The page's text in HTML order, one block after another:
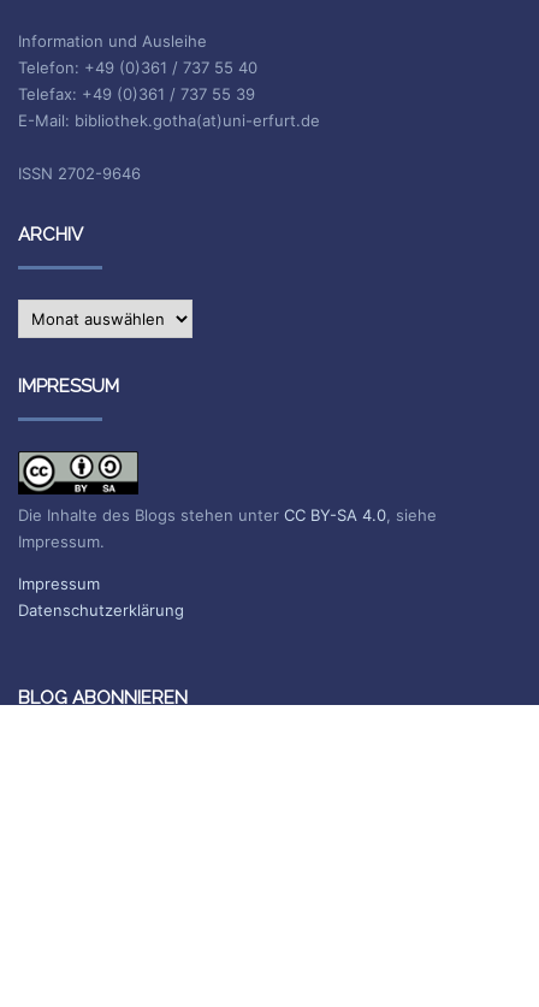
Information und Ausleihe
Telefon: +49 (0)361 / 737 55 40
Telefax: +49 (0)361 / 737 55 39
E-Mail: bibliothek.gotha(at)uni-erfurt.de
ISSN 2702-9646
ARCHIV
Archiv
IMPRESSUM
Die Inhalte des Blogs stehen unter CC BY-SA 4.0 , siehe
Impressum.
Impressum
Datenschutzerklärung
BLOG ABONNIEREN